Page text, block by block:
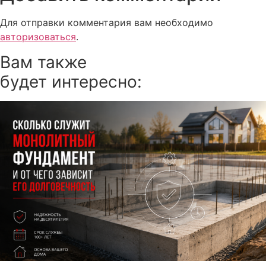
Для отправки комментария вам необходимо
авторизоваться.
Вам также
будет интересно: